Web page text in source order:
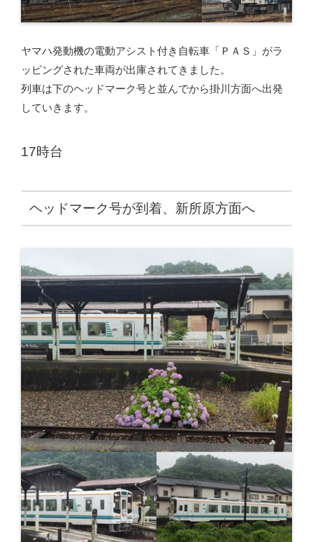
ヤマハ発動機の電動アシスト付き自転車「ＰＡＳ」がラ
ッピングされた車両が出庫されてきました。
列車は下のヘッドマーク号と並んでから掛川方面へ出発
していきます。
17時台
ヘッドマーク号が到着、新所原方面へ